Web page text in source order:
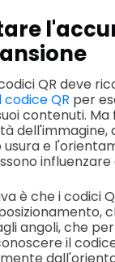
QR deve
QR per
contenuti.
dell'immagine,
e
influenzare
è che i codici
angoli, che
il